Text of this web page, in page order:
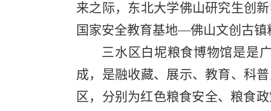
来之际，东北大学佛山研究生创
国家安全教育基地—佛山文创古
三水区白坭粮食博物馆是是
成，是融收藏、展示、教育、科
区，分别为红色粮食安全、粮食